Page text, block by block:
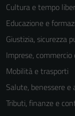
Cultura e tempo
Educazione e
Giustizia, sicurezza
Imprese, commercio
Mobilità e trasporti
Salute, benessere e
Tributi, finanze e